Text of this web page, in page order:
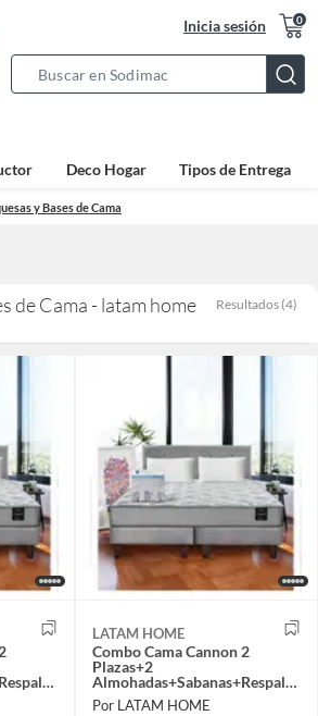
Inicia sesión 0
Bar
Deco Hogar Tipos de Entrega
y Bases de Cama
de Cama - latam home Resultados (4)
LATAM HOME
Combo Cama Cannon 2
Plazas+2
Almohadas+Sabanas+Respaldo
Tela Gris
Por LATAM HOME